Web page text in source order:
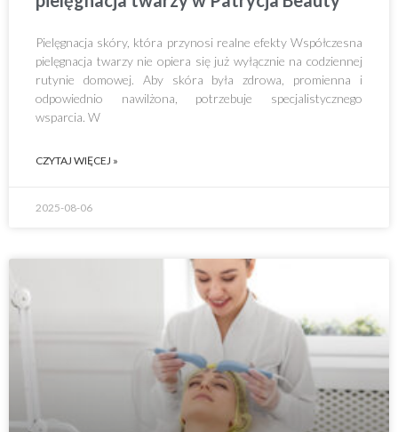
Pielęgnacja skóry, która przynosi realne efekty Współczesna
pielęgnacja twarzy nie opiera się już wyłącznie na codziennej
rutynie domowej. Aby skóra była zdrowa, promienna i
odpowiednio nawilżona, potrzebuje specjalistycznego
wsparcia. W
CZYTAJ WIĘCEJ »
2025-08-06